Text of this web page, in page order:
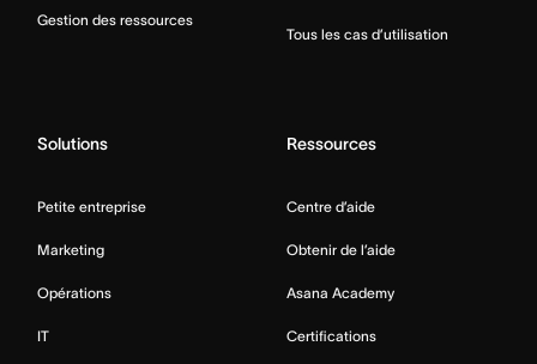
Gestion des ressources
Tous les cas d’utilisation
Solutions
Petite entreprise
Marketing
Opérations
IT
Ressources
Centre d’aide
Obtenir de l’aide
Asana Academy
Certifications